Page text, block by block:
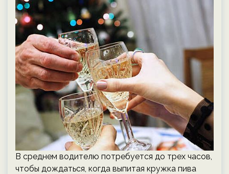
В среднем водителю потребуется до трех часов,
чтобы дождаться, когда выпитая кружка пива